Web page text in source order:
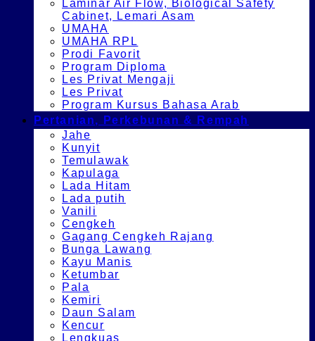
Laminar Air Flow, Biological Safety
Cabinet, Lemari Asam
UMAHA
UMAHA RPL
Prodi Favorit
Program Diploma
Les Privat Mengaji
Les Privat
Program Kursus Bahasa Arab
Pertanian, Perkebunan & Rempah
Jahe
Kunyit
Temulawak
Kapulaga
Lada Hitam
Lada putih
Vanili
Cengkeh
Gagang Cengkeh Rajang
Bunga Lawang
Kayu Manis
Ketumbar
Pala
Kemiri
Daun Salam
Kencur
Lengkuas